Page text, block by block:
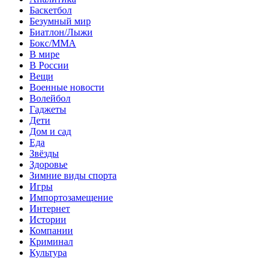
Баскетбол
Безумный мир
Биатлон/Лыжи
Бокс/MMA
В мире
В России
Вещи
Военные новости
Волейбол
Гаджеты
Дети
Дом и сад
Еда
Звёзды
Здоровье
Зимние виды спорта
Игры
Импортозамещение
Интернет
Истории
Компании
Криминал
Культура